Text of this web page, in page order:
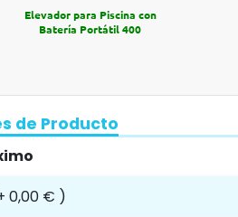
Elevador para Piscina con
Batería Portátil 400
de Producto